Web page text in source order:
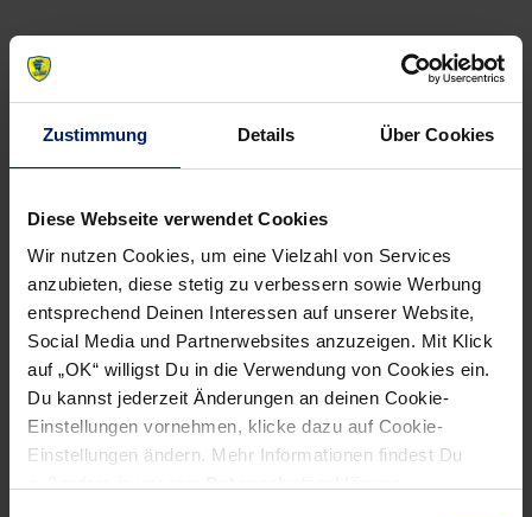
Zustimmung Details Über Cookies
Diese Webseite verwendet Cookies
Wir nutzen Cookies, um eine Vielzahl von Services
anzubieten, diese stetig zu verbessern sowie Werbung
entsprechend Deinen Interessen auf unserer Website,
Social Media und Partnerwebsites anzuzeigen. Mit Klick
auf „OK“ willigst Du in die Verwendung von Cookies ein.
Du kannst jederzeit Änderungen an deinen Cookie-
Einstellungen vornehmen, klicke dazu auf Cookie-
Einstellungen ändern. Mehr Informationen findest Du
NEWSLETTER
informiert werden willst, kannst du den Rhein-Neckar Löwen
Post
navigation
previous
News:
DHB-
Team
schrammt
Alle News anzeigen
newst
News:
Food
Thinking
ist